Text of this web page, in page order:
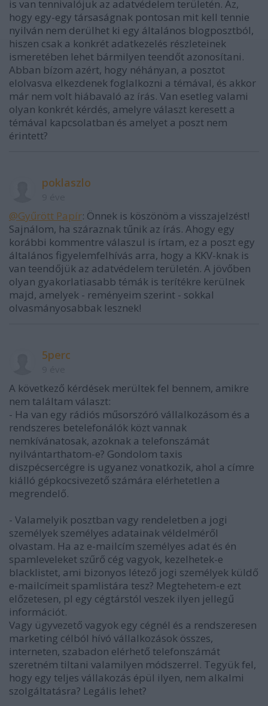
is van tennivalójuk az adatvédelem területén. Az,
hogy egy-egy társaságnak pontosan mit kell tennie
nyilván nem derülhet ki egy általános blogposztból,
hiszen csak a konkrét adatkezelés részleteinek
ismeretében lehet bármilyen teendőt azonosítani.
Abban bízom azért, hogy néhányan, a posztot
elolvasva elkezdenek foglalkozni a témával, és akkor
már nem volt hiábavaló az írás. Van esetleg valami
olyan konkrét kérdés, amelyre választ keresett a
témával kapcsolatban és amelyet a poszt nem
érintett?
poklaszlo
@Gyűrött Papír: Önnek is köszönöm a visszajelzést!
Sajnálom, ha száraznak tűnik az írás. Ahogy egy
korábbi kommentre válaszul is írtam, ez a poszt egy
általános figyelemfelhívás arra, hogy a KKV-knak is
van teendőjük az adatvédelem területén. A jövőben
olyan gyakorlatiasabb témák is terítékre kerülnek
majd, amelyek - reményeim szerint - sokkal
olvasmányosabbak lesznek!
5perc
A következő kérdések merültek fel bennem, amikre
nem találtam választ:
- Ha van egy rádiós műsorszóró vállalkozásom és a
rendszeres betelefonálók közt vannak
nemkívánatosak, azoknak a telefonszámát
nyilvántarthatom-e? Gondolom taxis
diszpécsercégre is ugyanez vonatkozik, ahol a címre
kiálló gépkocsivezető számára elérhetetlen a
megrendelő.
- Valamelyik posztban vagy rendeletben a jogi
személyek személyes adatainak véldelméről
olvastam. Ha az e-mailcím személyes adat és én
spamleveleket szűrő cég vagyok, kezelhetek-e
blacklistet, ami bizonyos létező jogi személyek küldő
e-mailcímeit spamlistára tesz? Megtehetem-e ezt
előzetesen, pl egy cégtárstól veszek ilyen jellegű
információt.
Vagy ügyvezető vagyok egy cégnél és a rendszeresen
marketing célból hívó vállalkozások összes,
interneten, szabadon elérhető telefonszámát
szeretném tiltani valamilyen módszerrel. Tegyük fel,
hogy egy teljes vállakozás épül ilyen, nem alkalmi
szolgáltatásra? Legális lehet?